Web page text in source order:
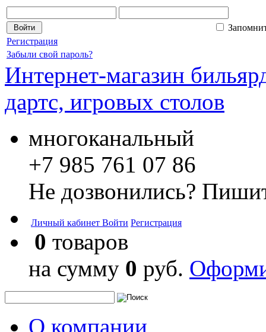
Регистрация
Забыли свой пароль?
Интернет-магазин
дартс, игровых столов
многоканальный
+7 985 761 07 86
Не дозвонились?
Личный кабинет Войти Регистрация
0 товаров
на сумму 0 руб.
О компании